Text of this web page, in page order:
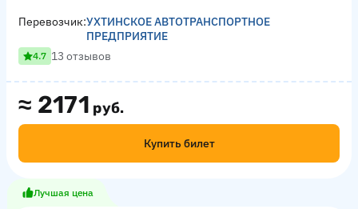
≈ 2171 руб.
Купить билет
Перевозчик:УХТИНСКОЕ АВТОТРАНСПОРТНОЕ
ПРЕДПРИЯТИЕ
4.7 13 отзывов
Лучшая цена